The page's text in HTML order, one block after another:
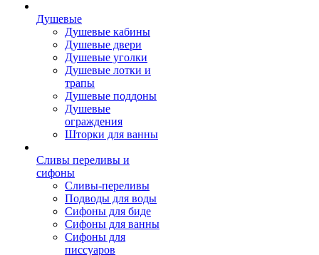
Душевые
Душевые кабины
Душевые двери
Душевые уголки
Душевые лотки и
трапы
Душевые поддоны
Душевые
ограждения
Шторки для ванны
Сливы переливы и
сифоны
Сливы-переливы
Подводы для воды
Сифоны для биде
Сифоны для ванны
Сифоны для
писсуаров